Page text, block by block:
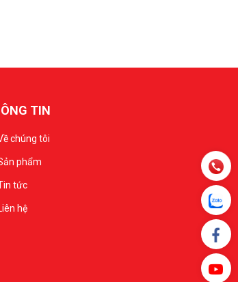
TIN
chúng tôi
phẩm
tức
hệ